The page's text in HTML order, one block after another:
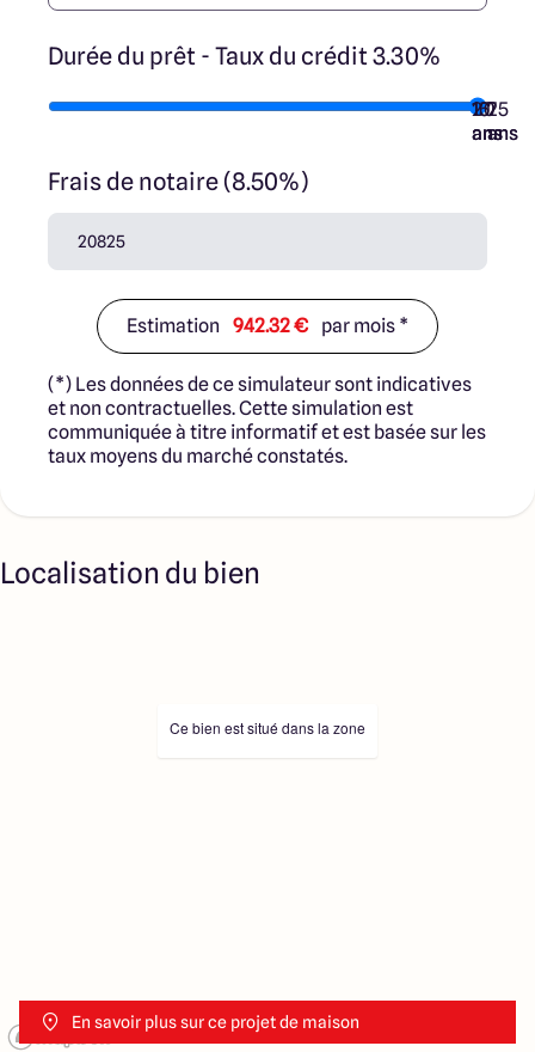
Durée du prêt - Taux du crédit 3.30%
7
ans
10
ans
15
ans
20
ans
25
ans
Frais de notaire (8.50%)
Estimation 942.32 € par mois *
(*) Les données de ce simulateur sont indicatives
et non contractuelles. Cette simulation est
communiquée à titre informatif et est basée sur les
taux moyens du marché constatés.
Localisation du bien
En savoir plus sur ce projet de maison
Ce bien est situé dans la zone